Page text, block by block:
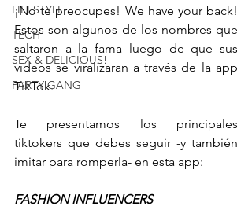
LIFESTYLE
TECH
SEX & DELICIOUS!
PARTY GANG
¡No te preocupes! We have your back!
Estos son algunos de los nombres que
saltaron a la fama luego de que sus
videos se viralizaran a través de la app
TikTok.
Te presentamos los principales
tiktokers que debes seguir -y también
imitar para romperla- en esta app:
FASHION INFLUENCERS